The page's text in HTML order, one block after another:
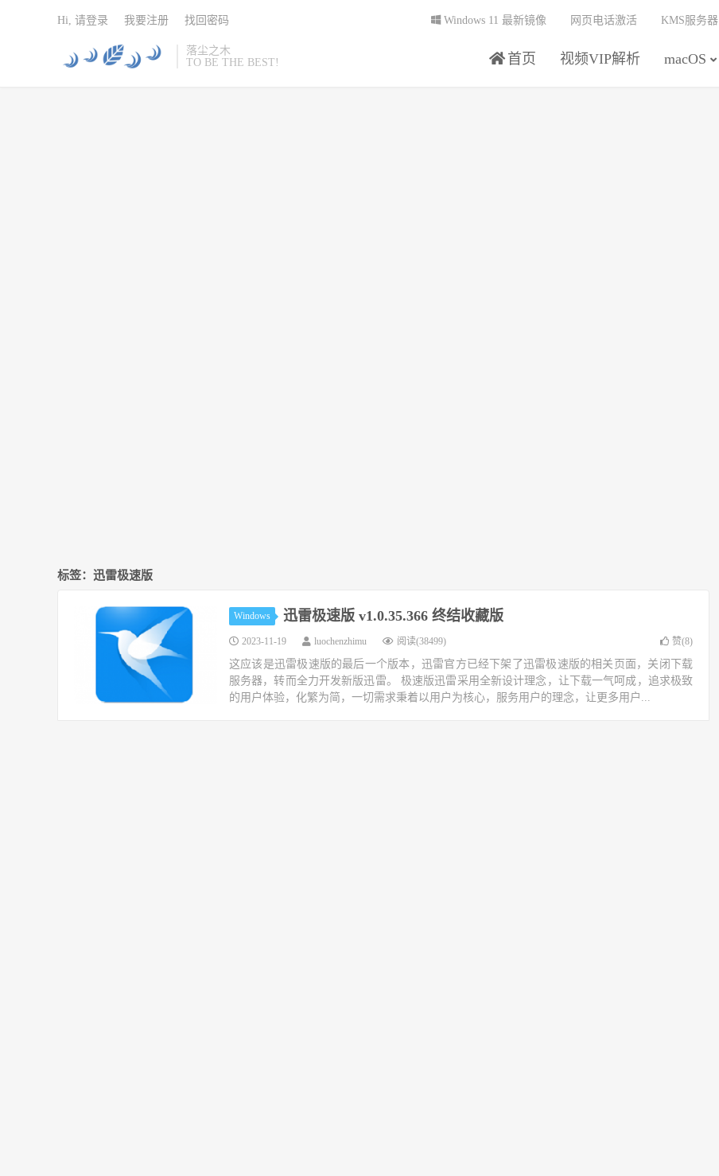
落尘之木
TO BE THE BEST!
首页 视频VIP解析 macOS
Windows 11 最新镜像 网页电话激活 KMS服务器
Hi, 请登录 我要注册 找回密码
标签：迅雷极速版
Windows 迅雷极速版 v1.0.35.366 终结收藏版
2023-11-19 luochenzhimu 阅读(38499) 赞(8)
这应该是迅雷极速版的最后一个版本，迅雷官方已经下架了迅雷极速版的相关页面，关闭下载
服务器，转而全力开发新版迅雷。 极速版迅雷采用全新设计理念，让下载一气呵成，追求极致
的用户体验，化繁为简，一切需求秉着以用户为核心，服务用户的理念，让更多用户...